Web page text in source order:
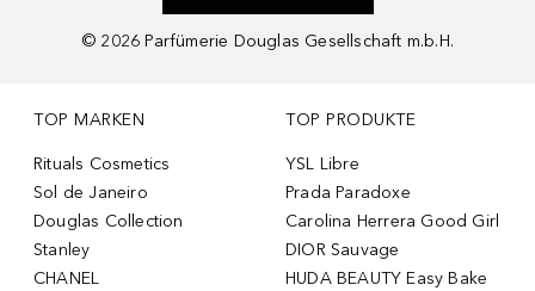
© 2026 Parfümerie Douglas Gesellschaft m.b.H.
TOP MARKEN
Rituals Cosmetics
Sol de Janeiro
Douglas Collection
Stanley
CHANEL
TOP PRODUKTE
YSL Libre
Prada Paradoxe
Carolina Herrera Good Girl
DIOR Sauvage
HUDA BEAUTY Easy Bake